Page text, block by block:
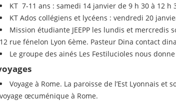
KT 7-11 ans : samedi 14 janvier de 9 h 30 à 12 h
KT Ados collégiens et lycéens : vendredi 20
Mission étudiante JEEPP les lundis et mercredis
12 rue fénelon Lyon 6ème. Pasteur Dina contact
Le groupe des ainés Les Festilucioles nous
Voyage à Rome. La paroisse de l’Est Lyonnais
voyage œcuménique à Rome.